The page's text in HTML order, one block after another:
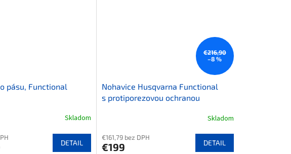
pásu, Functional
Skladom
DETAIL
€216,90
–8 %
Nohavice Husqvarna Functional
s protiporezovou ochranou
Skladom
€161,79 bez DPH
€199 DETAIL